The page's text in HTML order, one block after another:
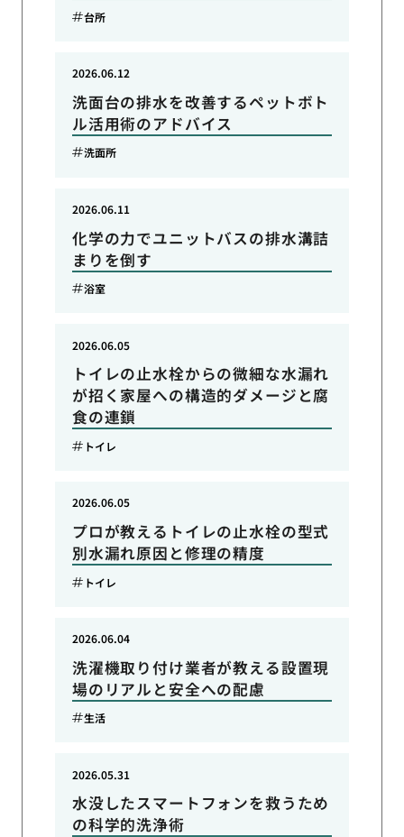
台所
洗面台の排水を改善するペットボト
ル活用術のアドバイス
2026.06.12
洗面所
化学の力でユニットバスの排水溝詰
まりを倒す
2026.06.11
浴室
トイレの止水栓からの微細な水漏れ
が招く家屋への構造的ダメージと腐
食の連鎖
2026.06.05
トイレ
プロが教えるトイレの止水栓の型式
別水漏れ原因と修理の精度
2026.06.05
トイレ
洗濯機取り付け業者が教える設置現
場のリアルと安全への配慮
2026.06.04
生活
水没したスマートフォンを救うため
の科学的洗浄術
2026.05.31